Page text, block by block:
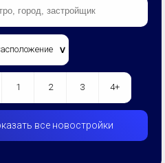
1 2 3 4+
все новостройки